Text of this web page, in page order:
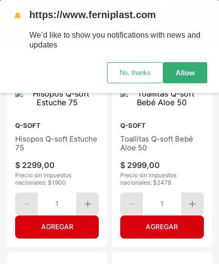
Ordenar por
Q-SOFT
Hisopos Q-soft Estuche
75
$ 2299,00
Precio sin impuestos
nacionales: $1900
1
Q-SOFT
Toallitas Q-soft Bebé
Aloe 50
$ 2999,00
Precio sin impuestos
nacionales: $2478
1
🔔 https://www.ferniplast.com
We’d like to show you notifications with news and
updates
No, thanks Allow